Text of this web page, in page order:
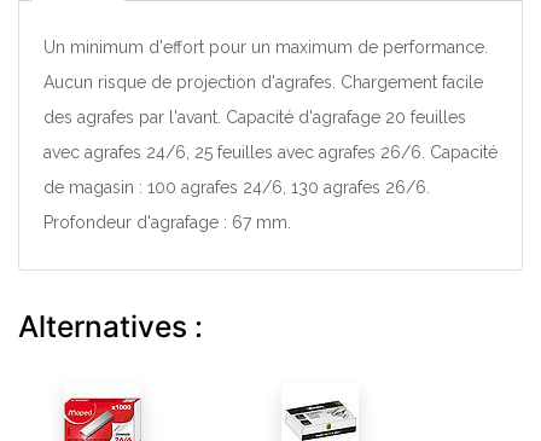
Un minimum d'effort pour un maximum de performance.
Aucun risque de projection d'agrafes. Chargement facile
des agrafes par l'avant. Capacité d'agrafage 20 feuilles
avec agrafes 24/6, 25 feuilles avec agrafes 26/6. Capacité
de magasin : 100 agrafes 24/6, 130 agrafes 26/6.
Profondeur d'agrafage : 67 mm.
Alternatives :